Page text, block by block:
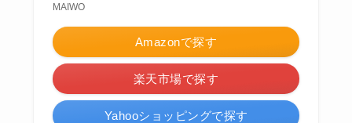
MAIWO
Amazonで探す
楽天市場で探す
Yahooショッピングで探す